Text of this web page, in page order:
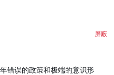
屏蔽
错误的政策和极端的意识形